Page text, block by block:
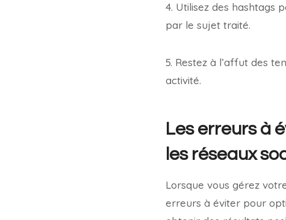
4. Utilisez des hashtags
par le sujet traité.
5. Restez à l’affut des
activité.
Les erreurs à
les réseaux
Lorsque vous gérez
erreurs à éviter pour